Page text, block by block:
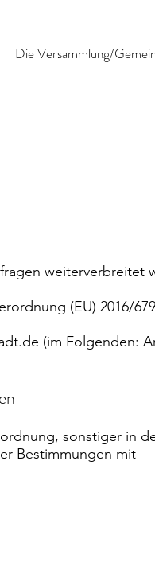
Die Versammlung/
weiterverbreitet
(EU) 2016/
(im Folgenden:
sonstiger in
Bestimmungen mit